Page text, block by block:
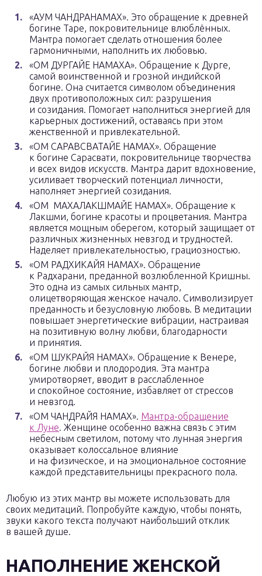
«АУМ ЧАНДРАНАМАХ». Это обращение к древней
богине Таре, покровительнице влюблённых.
Мантра помогает сделать отношения более
гармоничными, наполнить их любовью.
«ОМ ДУРГАЙЕ НАМАХА». Обращение к Дурге,
самой воинственной и грозной индийской
богине. Она считается символом объединения
двух противоположных сил: разрушения
и созидания. Помогает наполниться энергией для
карьерных достижений, оставаясь при этом
женственной и привлекательной.
«ОМ САРАВСВАТАЙЕ НАМАХ». Обращение
к богине Сарасвати, покровительнице творчества
и всех видов искусств. Мантра дарит вдохновение,
усиливает творческий потенциал личности,
наполняет энергией созидания.
«ОМ МАХАЛАКШМАЙЕ НАМАХ». Обращение к
Лакшми, богине красоты и процветания. Мантра
является мощным оберегом, который защищает от
различных жизненных невзгод и трудностей.
Наделяет привлекательностью, грациозностью.
«ОМ РАДХИКАЙЯ НАМАХ». Обращение
к Радхарани, преданной возлюбленной Кришны.
Это одна из самых сильных мантр,
олицетворяющая женское начало. Символизирует
преданность и безусловную любовь. В медитации
повышает энергетические вибрации, настраивая
на позитивную волну любви, благодарности
и принятия.
«ОМ ШУКРАЙЯ НАМАХ». Обращение к Венере,
богине любви и плодородия. Эта мантра
умиротворяет, вводит в расслабленное
и спокойное состояние, избавляет от стрессов
и невзгод.
«ОМ ЧАНДРАЙЯ НАМАХ». Мантра-обращение
к Луне. Женщине особенно важна связь с этим
небесным светилом, потому что лунная энергия
оказывает колоссальное влияние
и на физическое, и на эмоциональное состояние
каждой представительницы прекрасного пола.
Любую из этих мантр вы можете использовать для
своих медитаций. Попробуйте каждую, чтобы понять,
звуки какого текста получают наибольший отклик
в вашей душе.
НАПОЛНЕНИЕ ЖЕНСКОЙ